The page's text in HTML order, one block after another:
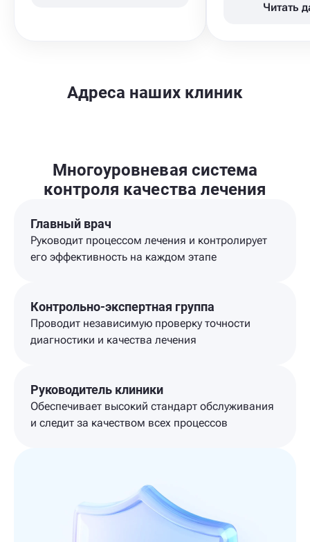
Читать
Адреса наших клиник
Многоуровневая система
контроля качества лечения
Главный врач
Руководит процессом лечения и контролирует
его эффективность на каждом этапе
Контрольно-экспертная группа
Проводит независимую проверку точности
диагностики и качества лечения
Руководитель клиники
Обеспечивает высокий стандарт обслуживания
и следит за качеством всех процессов